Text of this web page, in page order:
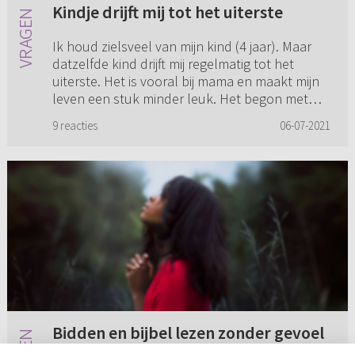
Kindje drijft mij tot het uiterste
Ik houd zielsveel van mijn kind (4 jaar). Maar
datzelfde kind drijft mij regelmatig tot het
uiterste. Het is vooral bij mama en maakt mijn
leven een stuk minder leuk. Het begon met
9 reacties 06-07-2021
Bidden en bijbel lezen zonder gevoel